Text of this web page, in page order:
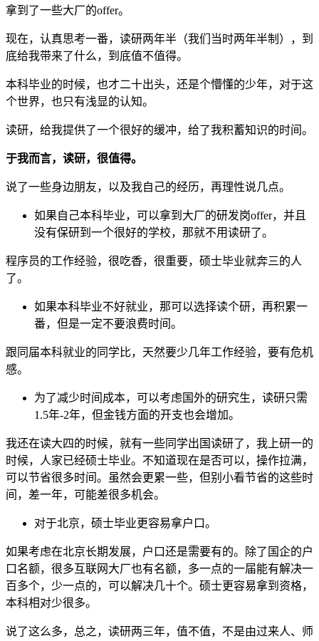
拿到了一些大厂的offer。
现在，认真思考一番，读研两年半（我们当时两年半制），到
底给我带来了什么，到底值不值得。
本科毕业的时候，也才二十出头，还是个懵懂的少年，对于这
个世界，也只有浅显的认知。
读研，给我提供了一个很好的缓冲，给了我积蓄知识的时间。
于我而言，读研，很值得。
说了一些身边朋友，以及我自己的经历，再理性说几点。
如果自己本科毕业，可以拿到大厂的研发岗offer，并且
没有保研到一个很好的学校，那就不用读研了。
程序员的工作经验，很吃香，很重要，硕士毕业就奔三的人
了。
如果本科毕业不好就业，那可以选择读个研，再积累一
番，但是一定不要浪费时间。
跟同届本科就业的同学比，天然要少几年工作经验，要有危机
感。
为了减少时间成本，可以考虑国外的研究生，读研只需
1.5年-2年，但金钱方面的开支也会增加。
我还在读大四的时候，就有一些同学出国读研了，我上研一的
时候，人家已经硕士毕业。不知道现在是否可以，操作拉满，
可以节省很多时间。虽然会更累一些，但别小看节省的这些时
间，差一年，可能差很多机会。
对于北京，硕士毕业更容易拿户口。
如果考虑在北京长期发展，户口还是需要有的。除了国企的户
口名额，很多互联网大厂也有名额，多一点的一届能有解决一
百多个，少一点的，可以解决几十个。硕士更容易拿到资格，
本科相对少很多。
说了这么多，总之，读研两三年，值不值，不是由过来人、师